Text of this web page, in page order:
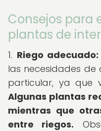
Consejos para
plantas de
1. Riego adecuado:
las necesidades
particular, ya que
Algunas plantas
mientras que
entre riegos.